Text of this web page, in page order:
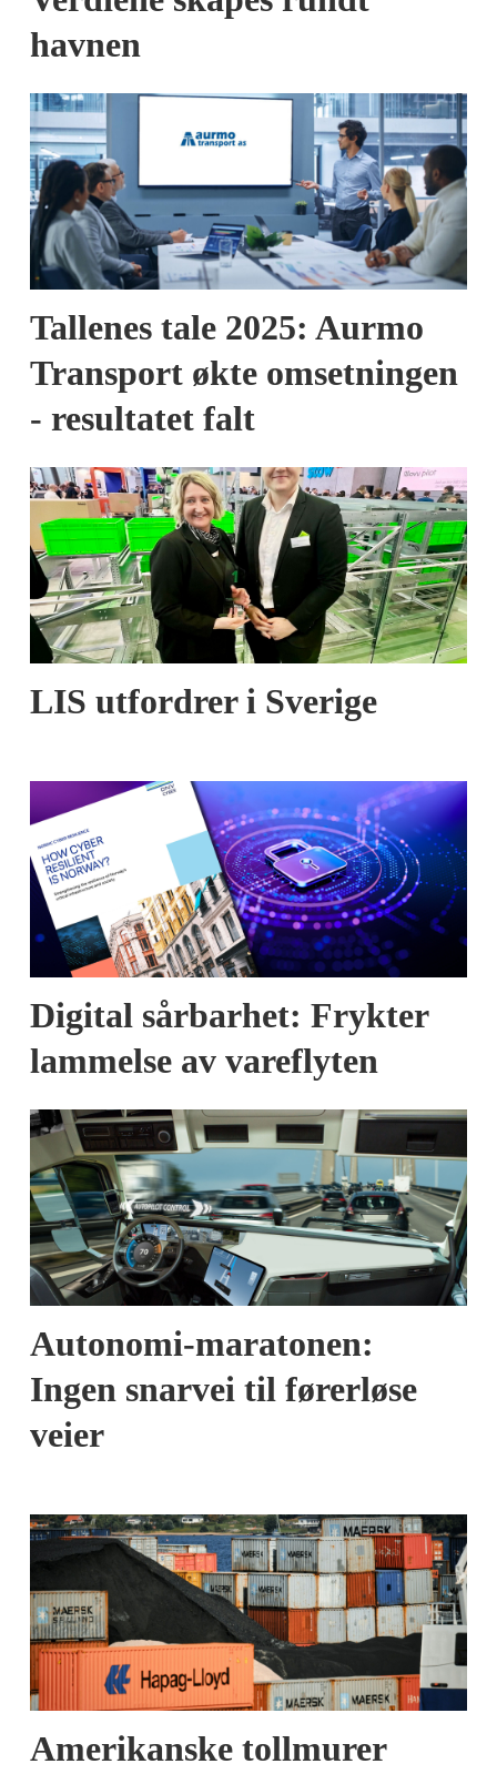
havnen
Tallenes tale 2025: Aurmo
Transport økte omsetningen
- resultatet falt
LIS utfordrer i Sverige
Digital sårbarhet: Frykter
lammelse av vareflyten
Autonomi-maratonen:
Ingen snarvei til førerløse
veier
Amerikanske tollmurer